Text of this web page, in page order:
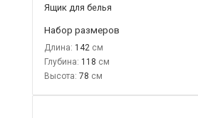
Ящик для белья
Набор размеров
Длина: 142
Глубина: 118
Высота: 78